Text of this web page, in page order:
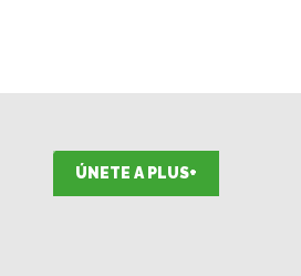
ÚNETE A PLUS+